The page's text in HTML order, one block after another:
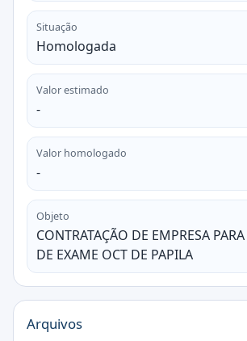
Situação
Homologada
Valor estimado
-
Valor homologado
-
Objeto
CONTRATAÇÃO DE EMPRESA
DE EXAME OCT DE PAPILA
Arquivos